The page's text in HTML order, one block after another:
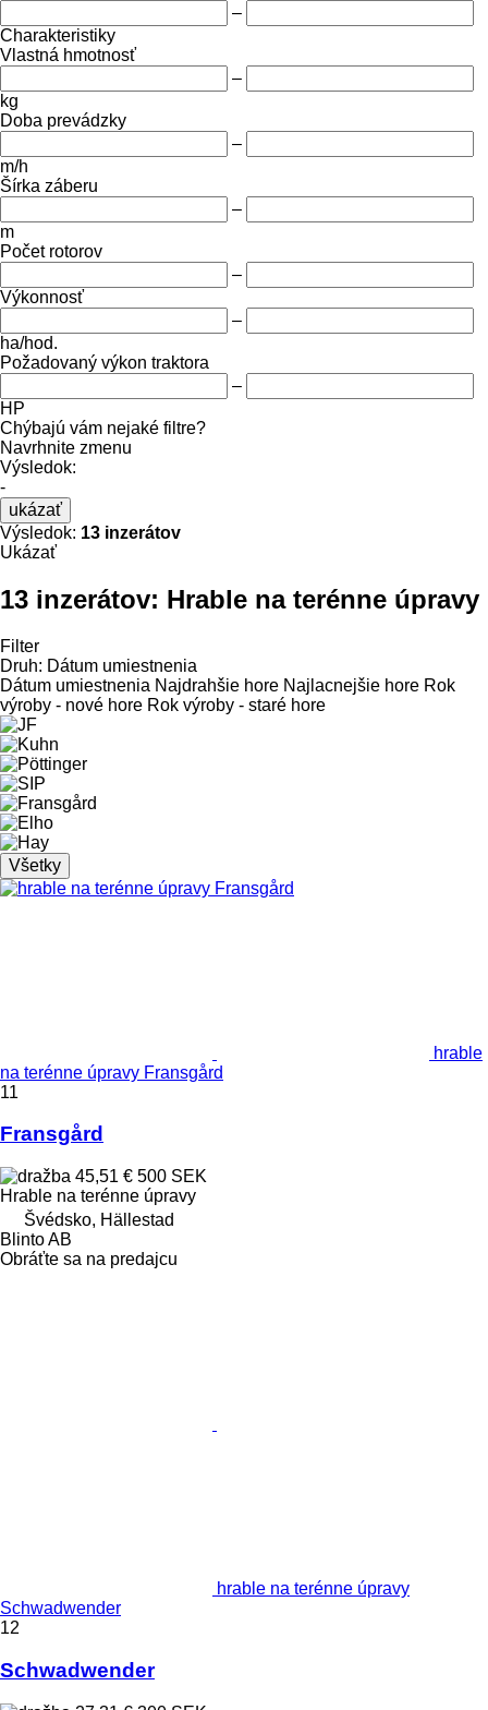
–
Charakteristiky
Vlastná hmotnosť
–
kg
Doba prevádzky
–
m/h
Šírka záberu
–
m
Počet rotorov
–
Výkonnosť
–
ha/hod.
Požadovaný výkon traktora
–
HP
Chýbajú vám nejaké filtre?
Navrhnite zmenu
Výsledok:
-
ukázať
Výsledok: 13 inzerátov
Ukázať
13 inzerátov: Hrable na terénne úpravy
Filter
Druh: Dátum umiestnenia
Dátum umiestnenia Najdrahšie hore Najlacnejšie hore Rok
výroby - nové hore Rok výroby - staré hore
Všetky
hrable
na terénne úpravy Fransgård
11
Fransgård
45,51 € 500 SEK
Hrable na terénne úpravy
Švédsko, Hällestad
Blinto AB
Obráťte sa na predajcu
hrable na terénne úpravy
Schwadwender
12
Schwadwender